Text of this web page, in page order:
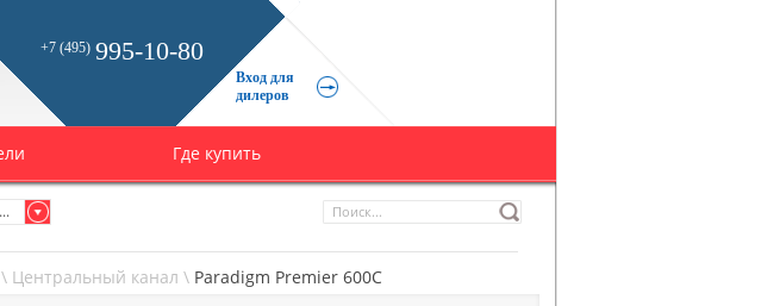
+7 (495) 995-10-80
Вход для
дилеров
Где купить
\ Центральный канал \ Paradigm Premier 600C